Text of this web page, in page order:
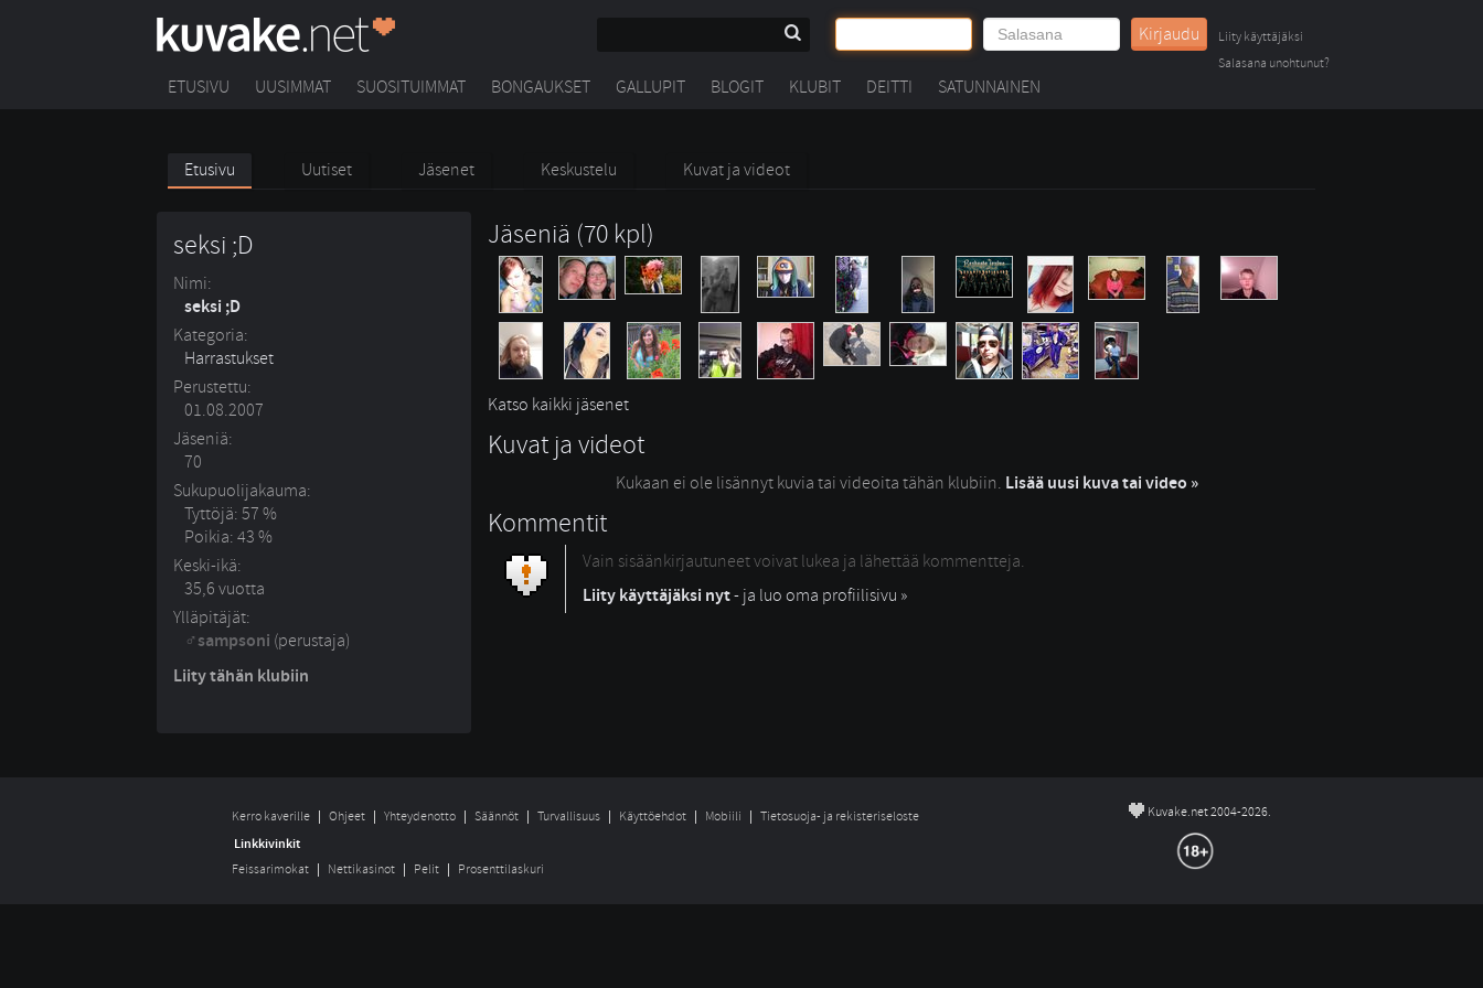
Kirjaudu
Liity käyttäjäksi
Salasana unohtunut?
ETUSIVU UUSIMMAT SUOSITUIMMAT BONGAUKSET GALLUPIT BLOGIT KLUBIT DEITTI SATUNNAINEN
Etusivu Uutiset Jäsenet Keskustelu Kuvat ja videot
seksi ;D
Nimi:
seksi ;D
Kategoria:
Harrastukset
Perustettu:
01.08.2007
Jäseniä:
70
Sukupuolijakauma:
Tyttöjä: 57 %
Poikia: 43 %
Keski-ikä:
35,6 vuotta
Ylläpitäjät:
sampsoni (perustaja)
Liity tähän klubiin
Jäseniä (70 kpl)
Katso kaikki jäsenet
Kuvat ja videot
Kukaan ei ole lisännyt kuvia tai videoita tähän klubiin. Lisää uusi kuva tai video »
Kommentit
Vain sisäänkirjautuneet voivat lukea ja lähettää kommentteja.
Liity käyttäjäksi nyt- ja luo oma profiilisivu »
Kerro kaverille Ohjeet Yhteydenotto Säännöt Turvallisuus Käyttöehdot Mobiili Tietosuoja- ja rekisteriseloste © Kuvake.net 2004-2026.
Linkkivinkit
Feissarimokat Nettikasinot Pelit Prosenttilaskuri